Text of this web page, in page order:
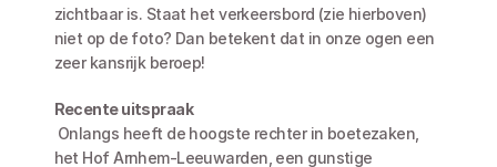
zichtbaar is. Staat het verkeersbord (zie hierboven)
niet op de foto? Dan betekent dat in onze ogen een
zeer kansrijk beroep!
Recente uitspraak